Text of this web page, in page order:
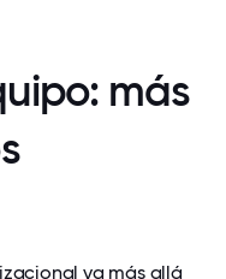
más
va más allá